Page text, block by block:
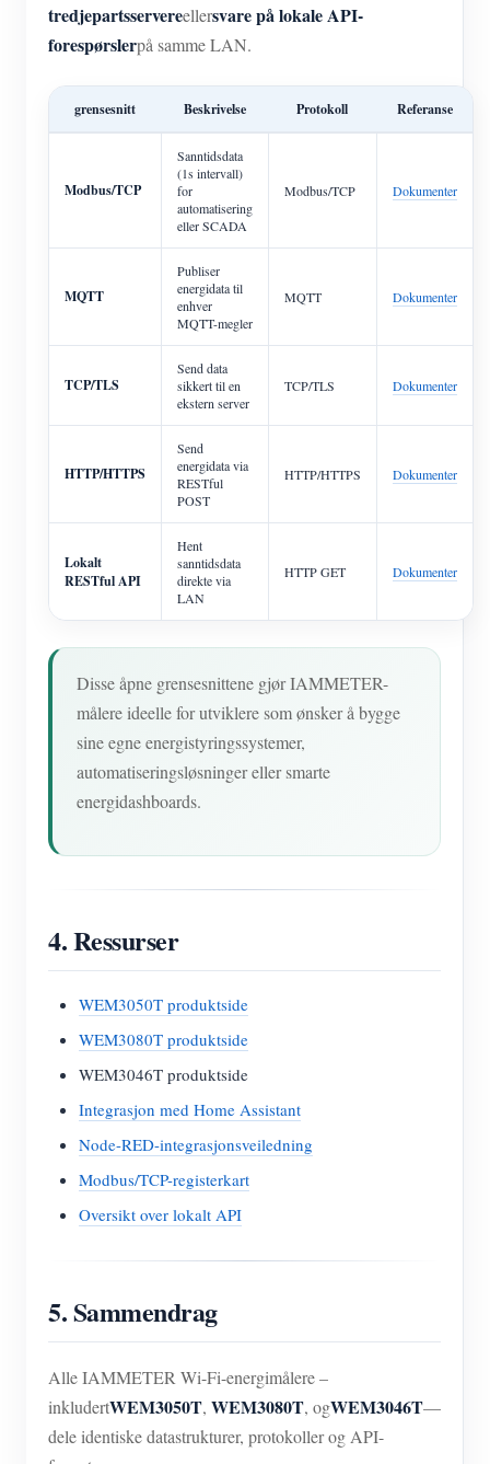
tredjepartsservereellersvare på lokale API-
forespørslerpå samme LAN.
grensesnitt Beskrivelse Protokoll Referanse
Modbus/TCP
Sanntidsdata
(1s intervall)
for
automatisering
eller SCADA
Modbus/TCP Dokumenter
MQTT
Publiser
energidata til
enhver
MQTT-megler
MQTT Dokumenter
TCP/TLS
Send data
sikkert til en
ekstern server
TCP/TLS Dokumenter
HTTP/HTTPS
Send
energidata via
RESTful
POST
HTTP/HTTPS Dokumenter
Lokalt
RESTful API
Hent
sanntidsdata
direkte via
LAN
HTTP GET Dokumenter
Disse åpne grensesnittene gjør IAMMETER-
målere ideelle for utviklere som ønsker å bygge
sine egne energistyringssystemer,
automatiseringsløsninger eller smarte
energidashboards.
4. Ressurser
WEM3050T produktside
WEM3080T produktside
WEM3046T produktside
Integrasjon med Home Assistant
Node-RED-integrasjonsveiledning
Modbus/TCP-registerkart
Oversikt over lokalt API
5. Sammendrag
Alle IAMMETER Wi-Fi-energimålere –
inkludertWEM3050T, WEM3080T, ogWEM3046T—
dele identiske datastrukturer, protokoller og API-